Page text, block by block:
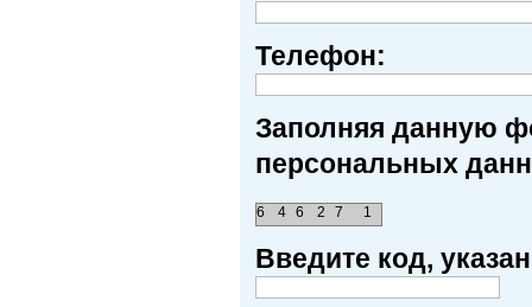
Телефон:
Заполняя данную
персональных
1
4 6 2 7
6
Введите код,